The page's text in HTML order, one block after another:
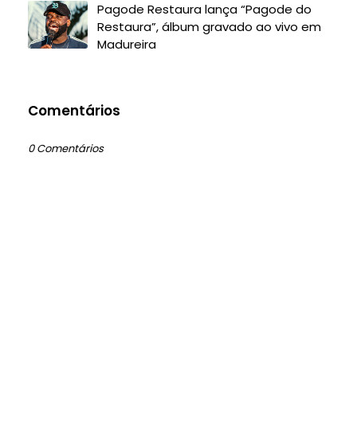
Pagode Restaura lança “Pagode do
Restaura”, álbum gravado ao vivo em
Madureira
Comentários
0 Comentários